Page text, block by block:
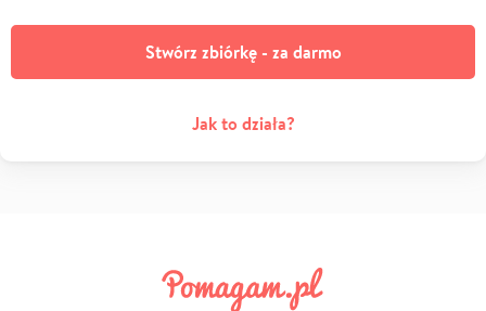
Stwórz zbiórkę - za darmo
Jak to działa?